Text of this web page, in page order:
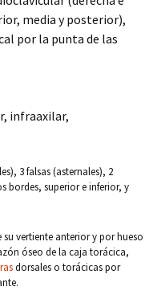
media y posterior),
por la punta de las
infraaxilar,
3 falsas (asternales), 2
bordes, superior e inferior, y
su vertiente anterior y por hueso
óseo de la caja torácica,
dorsales o torácicas por